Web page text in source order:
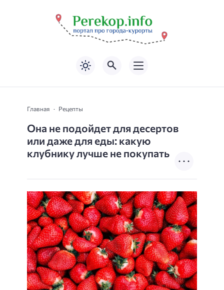
Главная Рецепты
Она не подойдет для десертов
или даже для еды: какую
клубнику лучше не покупать